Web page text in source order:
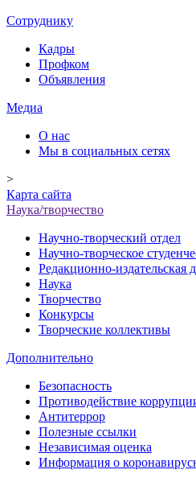
Сотруднику
Кадры
Профком
Объявления
Медиа
О нас
Мы в социальных сетях
>
Карта сайта
Наука/творчество
Научно-творческий отдел
Научно-творческое
Редакционно-издательская
Наука
Творчество
Конкурсы
Творческие коллективы
Дополнительно
Безопасность
Противодействие
Антитеррор
Полезные ссылки
Независимая оценка
Информация о